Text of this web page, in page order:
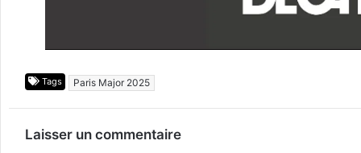
Tags Paris Major 2025
Laisser un commentaire